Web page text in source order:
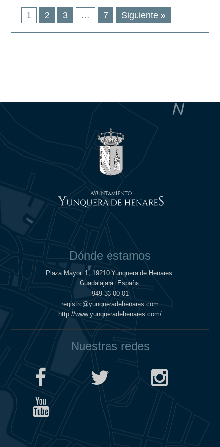
1 2 3 … 7 Siguiente »
Dónde estamos
Plaza Mayor, 1, 19210 Yunquera de Henares.
Guadalajara. España.
949 33 00 01
registro@yunqueradehenares.com
http://www.yunqueradehenares.com/
Nuestras redes